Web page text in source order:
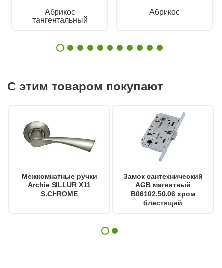
Абрикос
тангентальный
Абрикос
С этим товаром покупают
Межкомнатные ручки
Archie SILLUR X11
S.CHROME
Замок сантехнический
AGB магнитный
B06102.50.06 хром
блестящий